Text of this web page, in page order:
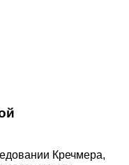
Кречмера,